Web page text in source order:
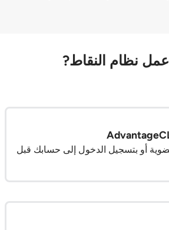
عمل نظام النقاط?
أو بتسجيل الدخول إلى حسابك قبل